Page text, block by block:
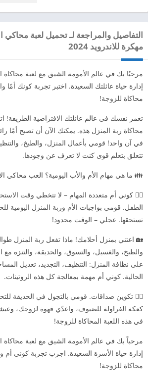
التفاصيل والمراجعة لـ تحميل لعبة محاكي
مهكرة للاندرويد 2024
مرحبًا بك في عالم الأمومة الشيق مع لعبة محاكاة
إدارة حياة عائلتك السعيدة. اختبر تجربة كونك أمًا
محاكاة للزوجة!
تغمر نفسك في عالم عائلتك الافتراضية الطريفة!
محاكاة ربة المنزل هذه. يمكنك الآن أن تصبح أمًا
في آن واحد! قومي بأعمال المنزل، والطبخ،
تتعلق بتعلم قوى كنت لا تعرف عن وجودها.
👪 ما هي مهام الأم والأب اليومية؟ العب محاكي
🦸‍♀️ كوني أم متعددة المهام – لا تتخطي وقت
الطفل. قومي بواجبات الأم وربة المنزل اليومية
تستحقها. عجلي – الوقت محدود!
🏡 اعتني بمنزل أحلامك! ماذا تفعل ربة المنزل
والطبخ، والغسيل، والتسوق، والحديقة، والتنزه مع
على نظافة المنزل: التنظيف، التجديد، تعديل
الحالية. كوني أم مهمة بمعالجة كل هذه الروتينات.
🙋‍♀️ تكوين صداقات. قومي بالتجول في الحديقة
كعكة الفراولة للضيوف، واعدّي قهوة لزوجك، وعيشي
في هذه اللعبة المحاكاة للزوجة!
مرحباً بك في عالم الأمومة الشيق مع لعبة محاكاة
إدارة حياة الأسرة السعيدة. اجرب تجربة كوني أم
محاكاة للزوجة!